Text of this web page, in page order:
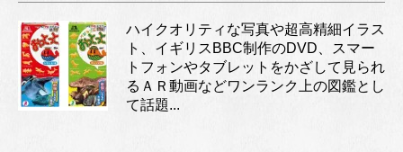
ハイクオリティな写真や超高精細イラス
ト、イギリスBBC制作のDVD、スマー
トフォンやタブレットをかざして見られ
るＡＲ動画などワンランク上の図鑑とし
て話題...